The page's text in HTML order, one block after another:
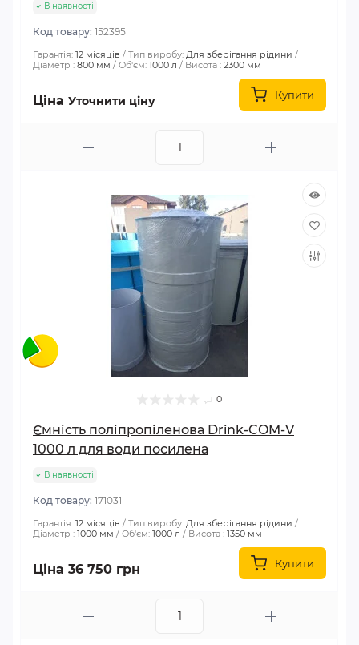
В наявності
Код товару: 152395
Гарантія: 12 місяців Тип виробу: Для зберігання рідини
Діаметр : 800 мм Об'єм: 1000 л Висота : 2300 мм
Ціна Уточнити ціну Купити
0
Ємність поліпропіленова Drink-COM-V
1000 л для води посилена
В наявності
Код товару: 171031
Гарантія: 12 місяців Тип виробу: Для зберігання рідини
Діаметр : 1000 мм Об'єм: 1000 л Висота : 1350 мм
Ціна 36 750 грн Купити